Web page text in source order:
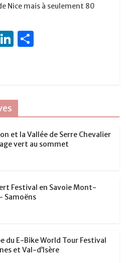
Nice mais à seulement 80
Li
dI
n
et la Vallée de Serre Chevalier
vert au sommet
Festival en Savoie Mont-
Samoëns
du E-Bike World Tour Festival
et Val-d’Isère